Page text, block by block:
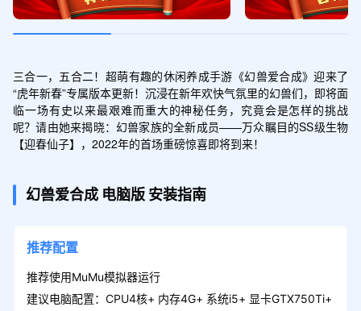
三合一，五合二！超萌有趣的休闲养成手游《幻兽爱合成》迎来了
“虎年新春”专属版本更新！沉浸在新年欢快气氛里的幻兽们，即将面
临一场有史以来最艰难而重大的神秘任务，究竟会是怎样的挑战
呢？请由她来揭晓：幻兽家族的全新成员——万众瞩目的SS级生物
【迎春仙子】，2022年的首场重磅惊喜即将到来！
幻兽爱合成 电脑版 安装指南
推荐配置
推荐使用MuMu模拟器运行
建议电脑配置：CPU4核+ 内存4G+ 系统i5+ 显卡GTX750Ti+